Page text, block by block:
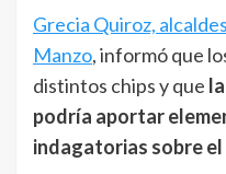
Grecia Quiroz,
Manzo, informó que
distintos chips y que
podría aportar
indagatorias sobre